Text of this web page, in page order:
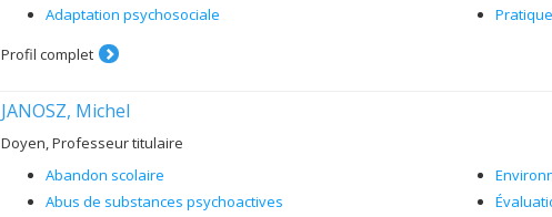
Adaptation psychosociale
Profil complet
JANOSZ, Michel
Doyen, Professeur titulaire
Abandon scolaire
Abus de substances psychoactives